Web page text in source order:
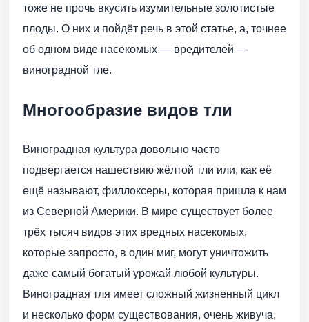
тоже не прочь вкусить изумительные золотистые
плоды. О них и пойдёт речь в этой статье, а, точнее
об одном виде насекомых — вредителей —
виноградной тле.
Многообразие видов тли
Виноградная культура довольно часто
подвергается нашествию жёлтой тли или, как её
ещё называют, филлоксеры, которая пришла к нам
из Северной Америки. В мире существует более
трёх тысяч видов этих вредных насекомых,
которые запросто, в один миг, могут уничтожить
даже самый богатый урожай любой культуры.
Виноградная тля имеет сложный жизненный цикл
и несколько форм существования, очень живуча,